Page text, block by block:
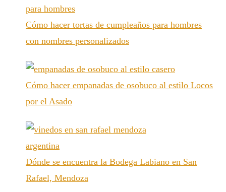
Cómo hacer tortas de cumpleaños para hombres
con nombres personalizados
Cómo hacer empanadas de osobuco al estilo Locos
por el Asado
Dónde se encuentra la Bodega Labiano en San
Rafael, Mendoza